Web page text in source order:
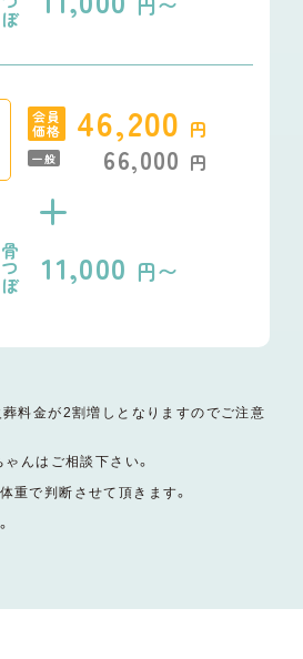
ぼ
会員
価格 46,200 円
一般 66,000 円
+
骨
つ
ぼ 11,000 円〜
料金が2割増しとなりますのでご注意
んはご相談下さい。
重で判断させて頂きます。